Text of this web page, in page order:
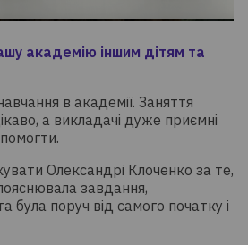
академію іншим дітям та
в академії. Заняття
а викладачі дуже приємні
Олександрі Клоченко за те,
завдання,
була поруч від самого початку і